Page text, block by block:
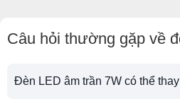
Câu hỏi thường gặp về
Đèn LED âm trần 7W có thể